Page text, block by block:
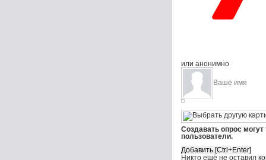
или анонимно
Создавать опрос
пользователи.
Никто ещё не оставил